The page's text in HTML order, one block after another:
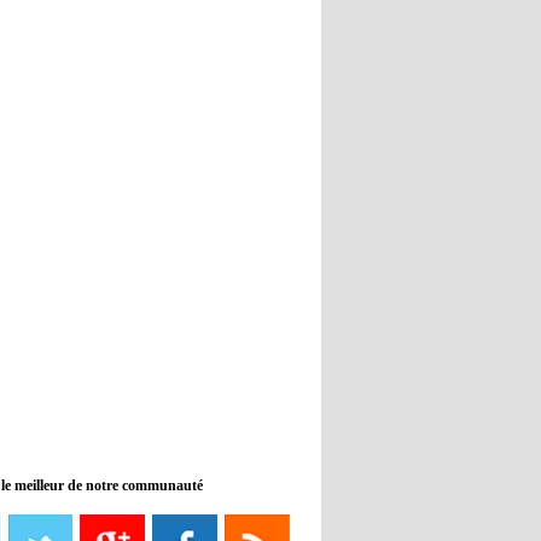
08:21 - 2022/11/08
propriétaire
meilleur de notre communauté